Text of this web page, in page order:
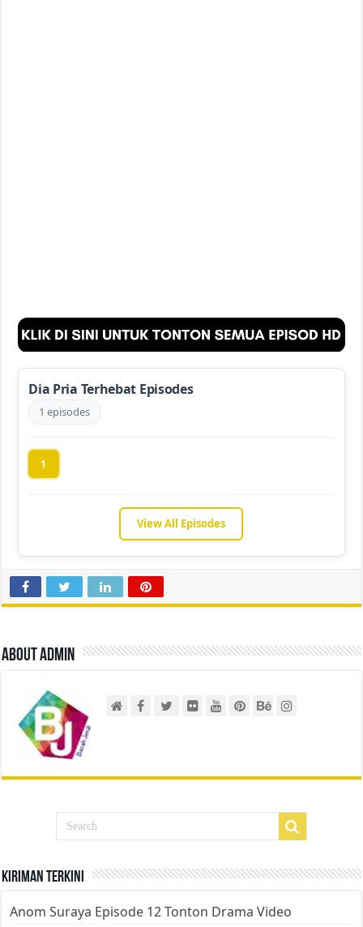
Dia Pria Terhebat Episodes
1 episodes
1
View All Episodes
About admin
Kiriman Terkini
Anom Suraya Episode 12 Tonton Drama Video